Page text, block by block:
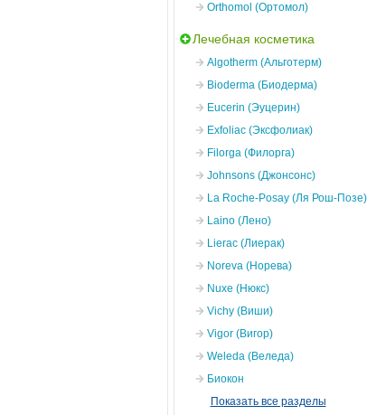
Orthomol (Ортомол)
Лечебная косметика
Algotherm (Альготерм)
Bioderma (Биодерма)
Eucerin (Эуцерин)
Exfoliac (Эксфолиак)
Filorga (Филорга)
Johnsons (Джонсонс)
La Roche-Posay (Ля Рош-Позе)
Laino (Лено)
Lierac (Лиерак)
Noreva (Норева)
Nuxe (Нюкс)
Vichy (Виши)
Vigor (Вигор)
Weleda (Веледа)
Биокон
Показать все разделы